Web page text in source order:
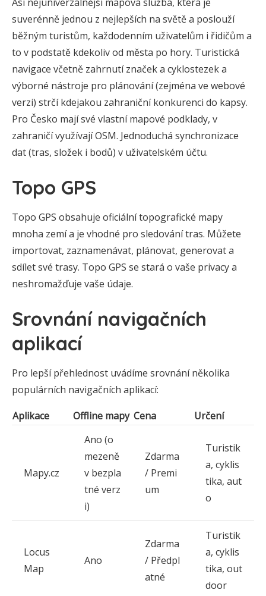
suverénně jednou z nejlepších na světě a poslouží
běžným turistům, každodenním uživatelům i řidičům a
to v podstatě kdekoliv od města po hory. Turistická
navigace včetně zahrnutí značek a cyklostezek a
výborné nástroje pro plánování (zejména ve webové
verzi) strčí kdejakou zahraniční konkurenci do kapsy.
Pro Česko mají své vlastní mapové podklady, v
zahraničí využívají OSM. Jednoduchá synchronizace
dat (tras, složek i bodů) v uživatelském účtu.
Topo GPS
Topo GPS obsahuje oficiální topografické mapy
mnoha zemí a je vhodné pro sledování tras. Můžete
importovat, zaznamenávat, plánovat, generovat a
sdílet své trasy. Topo GPS se stará o vaše privacy a
neshromažďuje vaše údaje.
Srovnání navigačních
aplikací
Pro lepší přehlednost uvádíme srovnání několika
populárních navigačních aplikací:
Aplikace
Offline mapy Cena Určení
Mapy.cz
Ano (o
mezeně
v bezpla
tné verz
i)
Zdarma
/ Premi
um
Turistik
a, cyklis
tika, aut
o
Locus
Map
Ano
Zdarma
/ Předpl
atné
Turistik
a, cyklis
tika, out
door